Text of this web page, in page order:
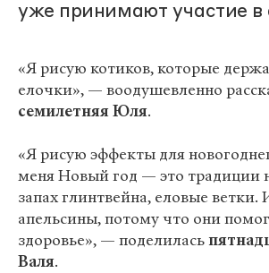
уже принимают участие в
«Я рисую котиков, которые
елочки», — воодушевленно
семилетняя Юля.
«Я рисую эффекты для
меня Новый год — это традиции
запах глинтвейна, еловые ветки.
апельсины, потому что они
здоровье», — поделилась
Валя.